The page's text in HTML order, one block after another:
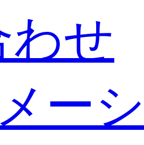
わせ
ー